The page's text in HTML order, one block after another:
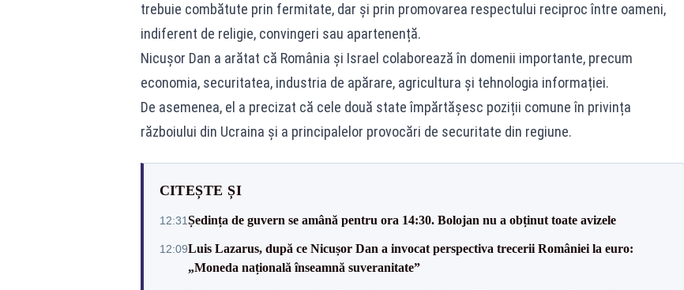
trebuie combătute prin fermitate, dar și prin promovarea respectului reciproc între oameni,
indiferent de religie, convingeri sau apartenență.
Nicușor Dan a arătat că România și Israel colaborează în domenii importante, precum
economia, securitatea, industria de apărare, agricultura și tehnologia informației.
De asemenea, el a precizat că cele două state împărtășesc poziții comune în privința
războiului din Ucraina și a principalelor provocări de securitate din regiune.
CITEȘTE ȘI
12:31Ședința de guvern se amână pentru ora 14:30. Bolojan nu a obținut toate avizele
12:09Luis Lazarus, după ce Nicușor Dan a invocat perspectiva trecerii României la euro:
„Moneda națională înseamnă suveranitate”